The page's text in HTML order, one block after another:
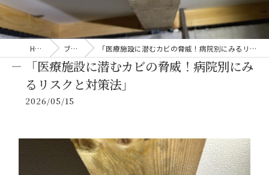
HOME ブログ 「医療施設に潜むカビの脅威！病院別にみるリスクと対策法」
「医療施設に潜むカビの脅威！病院別にみ
るリスクと対策法」
2026/05/15